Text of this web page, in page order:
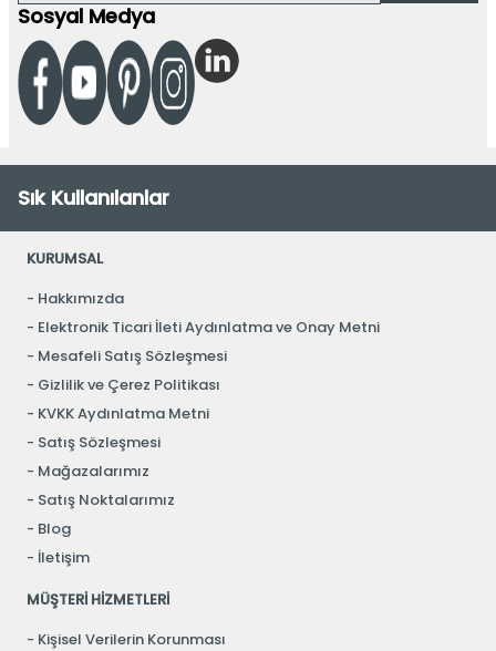
Sosyal Medya
Sık Kullanılanlar
KURUMSAL
Hakkımızda
Elektronik Ticari İleti Aydınlatma ve Onay Metni
Mesafeli Satış Sözleşmesi
Gizlilik ve Çerez Politikası
KVKK Aydınlatma Metni
Satış Sözleşmesi
Mağazalarımız
Satış Noktalarımız
Blog
İletişim
MÜŞTERİ HİZMETLERİ
Kişisel Verilerin Korunması